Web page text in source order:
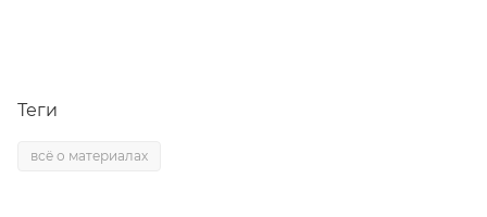
Теги
всё о материалах